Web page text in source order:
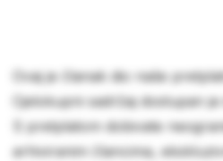
Ovaj je članak dio naše
Cjelokupni sadržaj dostupan
S pretplatom dobivate
arhiviranim člancima,